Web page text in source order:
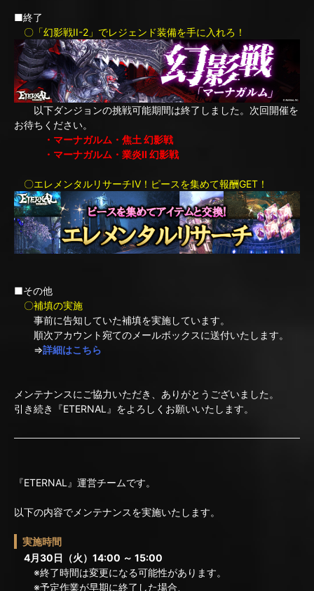
■終了
〇「幻影戦II-2」でレジェンド装備を手に入れろ！
以下ダンジョンの挑戦可能期間は終了しました。次回開催を
お待ちください。
・マーナガルム・焦土 幻影戦
・マーナガルム・業炎II 幻影戦
〇エレメンタルリサーチIV！ピースを集めて報酬GET！
■その他
〇補填の実施
事前に告知していた補填を実施しています。
順次アカウント宛てのメールボックスに送付いたします。
⇒詳細はこちら
メンテナンスにご協力いただき、ありがとうございました。
引き続き『ETERNAL』をよろしくお願いいたします。
『ETERNAL』運営チームです。
以下の内容でメンテナンスを実施いたします。
実施時間
4月30日（火）14:00 ～ 15:00
※終了時間は変更になる可能性があります。
※予定作業が早期に終了した場合、